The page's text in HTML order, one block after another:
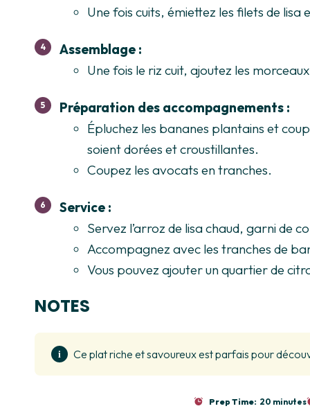
Une fois cuits, émiettez les filets de
Assemblage :
Une fois le riz cuit, ajoutez les
Préparation des accompagnements :
Épluchez les bananes plantains et
soient dorées et croustillantes.
Coupez les avocats en tranches.
Service :
Servez l’arroz de lisa chaud, garni de
Accompagnez avec les tranches de
Vous pouvez ajouter un quartier de
NOTES
Ce plat riche et savoureux est parfais pour
Prep Time: 20 minutes